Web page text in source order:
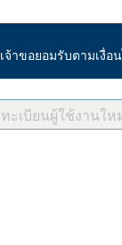
จ้าขอยอมรับตามเงื่
ะเบียนผู้ใช้งานให